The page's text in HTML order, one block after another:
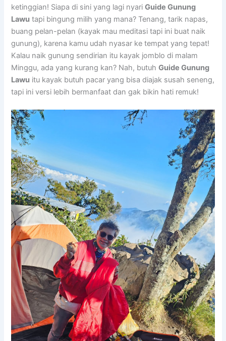
ketinggian! Siapa di sini yang lagi nyariGuide Gunung
Lawu tapi bingung milih yang mana? Tenang, tarik napas,
buang pelan-pelan (kayak mau meditasi tapi ini buat naik
gunung), karena kamu udah nyasar ke tempat yang tepat!
Kalau naik gunung sendirian itu kayak jomblo di malam
Minggu, ada yang kurang kan? Nah, butuhGuide Gunung
Lawu itu kayak butuh pacar yang bisa diajak susah seneng,
tapi ini versi lebih bermanfaat dan gak bikin hati remuk!